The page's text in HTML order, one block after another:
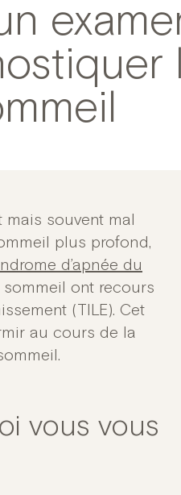
souvent mal
plus profond,
d’apnée du
ont recours
(TILE). Cet
au cours de la
vous vous